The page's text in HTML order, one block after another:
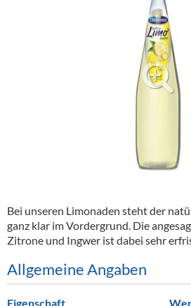
Hygieneartikel & Desinfektion
Bei unseren Limonaden steht der
ganz klar im Vordergrund. Die
Zitrone und Ingwer ist dabei sehr
Allgemeine Angaben
Eigenschaft